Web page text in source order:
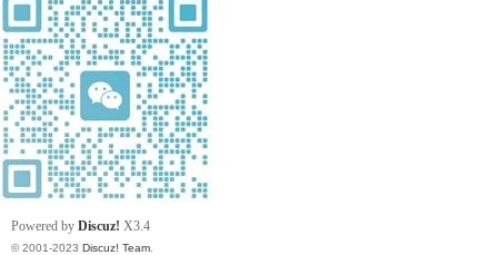
Powered by Discuz! X3.4
© 2001-2023 Discuz! Team